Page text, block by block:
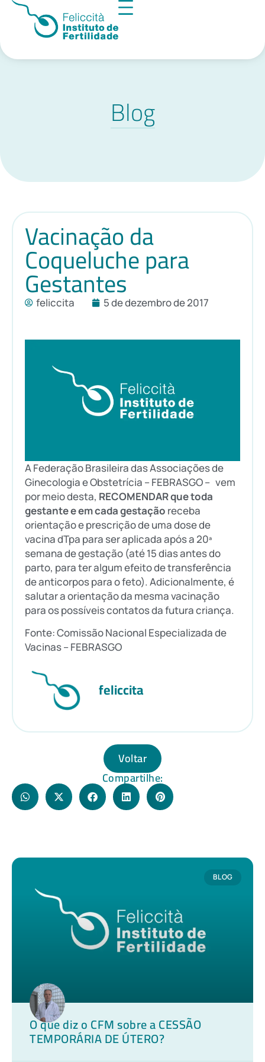
Blog
Vacinação da
Coqueluche para
Gestantes
feliccita 5 de dezembro de 2017
A Federação Brasileira das Associações de
Ginecologia e Obstetrícia – FEBRASGO – vem
por meio desta, RECOMENDAR que toda
gestante e em cada gestação receba
orientação e prescrição de uma dose de
vacina dTpa para ser aplicada após a 20ª
semana de gestação (até 15 dias antes do
parto, para ter algum efeito de transferência
de anticorpos para o feto). Adicionalmente, é
salutar a orientação da mesma vacinação
para os possíveis contatos da futura criança.
Fonte: Comissão Nacional Especializada de
Vacinas – FEBRASGO
feliccita
Voltar
Compartilhe:
BLOG
O que diz o CFM sobre a CESSÃO
TEMPORÁRIA DE ÚTERO?